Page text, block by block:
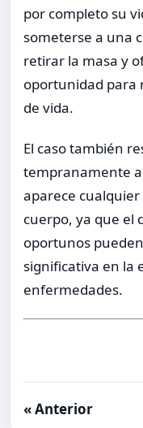
por completo su
someterse a una
retirar la masa y
oportunidad para
de vida.
El caso también
tempranamente
aparece
cuerpo, ya que el
oportunos
significativa en la
enfermedades.
« Anterior